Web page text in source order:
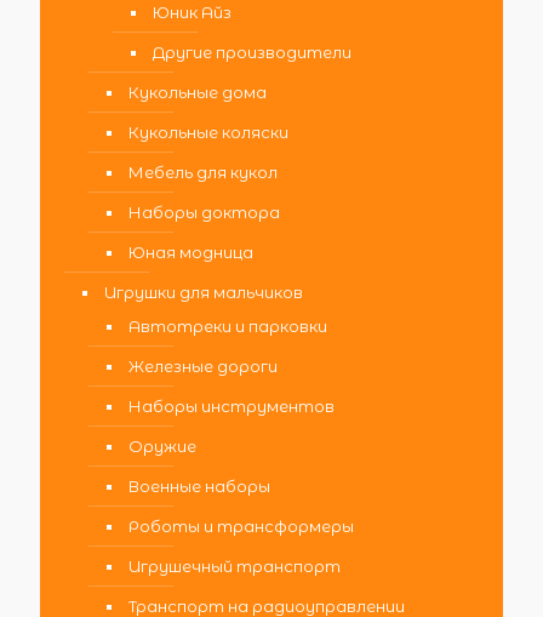
Юник Айз
Другие производители
Кукольные дома
Кукольные коляски
Мебель для кукол
Наборы доктора
Юная модница
Игрушки для мальчиков
Автотреки и парковки
Железные дороги
Наборы инструментов
Оружие
Военные наборы
Роботы и трансформеры
Игрушечный транспорт
Транспорт на радиоуправлении